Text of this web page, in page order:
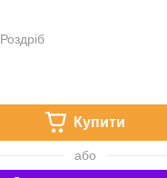
Роздріб
Купити
або